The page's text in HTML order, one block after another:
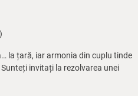
la țară, iar armonia din cuplu tinde
invitați la rezolvarea unei